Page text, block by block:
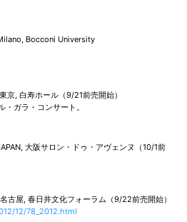
Bocconi University
京, 白寿ホール（9/21前売開始）
ガラ・コンサート。
大阪サロン・ドゥ・アヴェンヌ（10/1前
古屋, 春日井文化フォーラム（9/22前売開始）
12/78_2012.html